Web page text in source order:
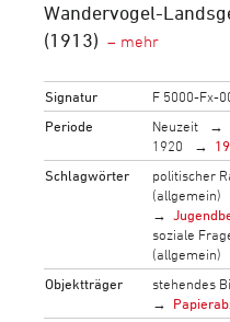
Wandervogel-
(1913)
Signatur
F 5000-Fx-
Periode
Neuzeit
1920
Schlagwörter
politischer
(allgemein)
soziale
(allgemein)
Objektträger
stehendes